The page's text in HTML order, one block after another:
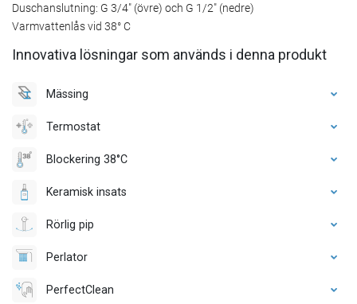
Duschanslutning: G 3/4" (övre) och G 1/2" (nedre)
Varmvattenlås vid 38° C
Innovativa lösningar som används i denna produkt
Mässing
Termostat
Blockering 38°C
Keramisk insats
Rörlig pip
Perlator
PerfectClean